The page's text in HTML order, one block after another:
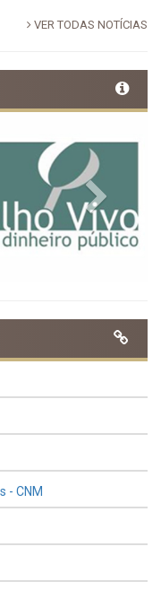
o Dia
de 2026
VER TODAS NOTÍCIAS
Next